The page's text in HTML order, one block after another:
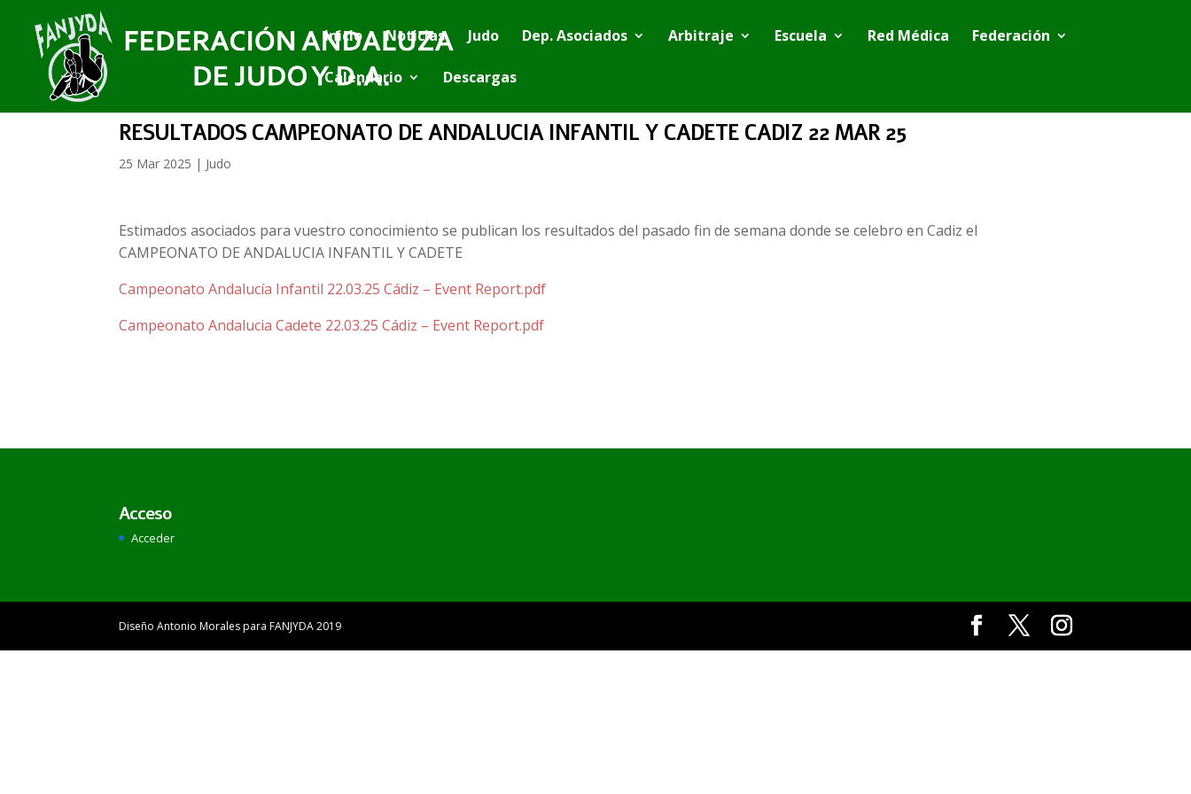
Inicio Noticias Judo Dep. Asociados Arbitraje Escuela Red Médica Federación
Calendario Descargas
RESULTADOS CAMPEONATO DE ANDALUCIA INFANTIL Y CADETE CADIZ 22 MAR 25
25 Mar 2025 | Judo
Estimados asociados para vuestro conocimiento se publican los resultados del pasado fin de semana donde se celebro en Cadiz el
CAMPEONATO DE ANDALUCIA INFANTIL Y CADETE
Campeonato Andalucía Infantil 22.03.25 Cádiz – Event Report.pdf
Campeonato Andalucia Cadete 22.03.25 Cádiz – Event Report.pdf
Acceso
Acceder
Diseño Antonio Morales para FANJYDA 2019